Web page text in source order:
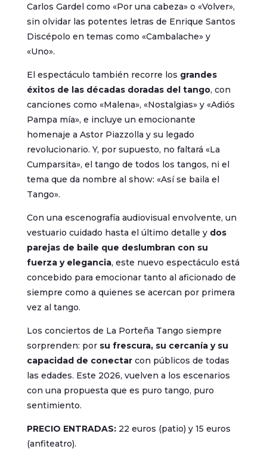
Carlos Gardel como «Por una cabeza» o «Volver»,
sin olvidar las potentes letras de Enrique Santos
Discépolo en temas como «Cambalache» y
«Uno».
El espectáculo también recorre los grandes
éxitos de las décadas doradas del tango, con
canciones como «Malena», «Nostalgias» y «Adiós
Pampa mía», e incluye un emocionante
homenaje a Astor Piazzolla y su legado
revolucionario. Y, por supuesto, no faltará «La
Cumparsita», el tango de todos los tangos, ni el
tema que da nombre al show: «Así se baila el
Tango».
Con una escenografía audiovisual envolvente, un
vestuario cuidado hasta el último detalle ydos
parejas de baile que deslumbran con su
fuerza y elegancia, este nuevo espectáculo está
concebido para emocionar tanto al aficionado de
siempre como a quienes se acercan por primera
vez al tango.
Los conciertos de La Porteña Tango siempre
sorprenden: por su frescura, su cercanía y su
capacidad de conectarcon públicos de todas
las edades. Este 2026, vuelven a los escenarios
con una propuesta que es puro tango, puro
sentimiento.
PRECIO ENTRADAS:22 euros (patio) y 15 euros
(anfiteatro).